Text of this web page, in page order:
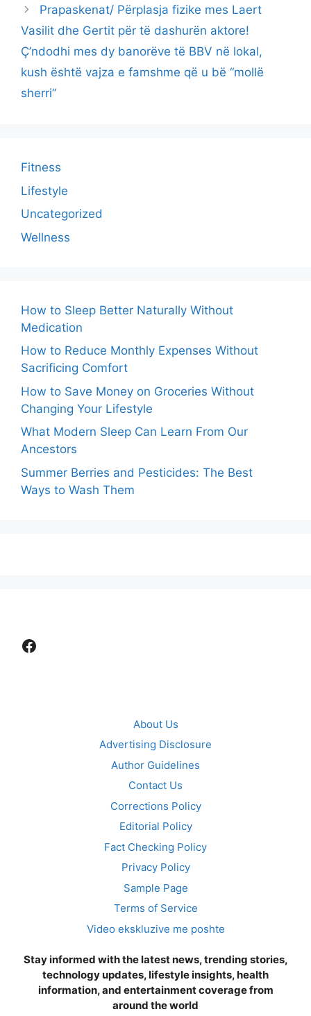
Prapaskenat/ Përplasja fizike mes Laert
Vasilit dhe Gertit për të dashurën aktore!
Ç’ndodhi mes dy banorëve të BBV në lokal,
kush është vajza e famshme që u bë “mollë
sherri”
Fitness
Lifestyle
Uncategorized
Wellness
How to Sleep Better Naturally Without
Medication
How to Reduce Monthly Expenses Without
Sacrificing Comfort
How to Save Money on Groceries Without
Changing Your Lifestyle
What Modern Sleep Can Learn From Our
Ancestors
Summer Berries and Pesticides: The Best
Ways to Wash Them
Facebook
About Us
Advertising Disclosure
Author Guidelines
Contact Us
Corrections Policy
Editorial Policy
Fact Checking Policy
Privacy Policy
Sample Page
Terms of Service
Video ekskluzive me poshte
Stay informed with the latest news, trending stories,
technology updates, lifestyle insights, health
information, and entertainment coverage from
around the world